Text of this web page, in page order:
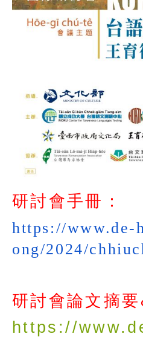
研討會手冊：
https://www.de-
ong/2024/
研討會論文摘要
https://